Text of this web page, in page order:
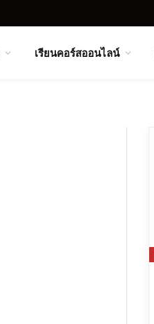
เรียนคอร์สออนไลน์